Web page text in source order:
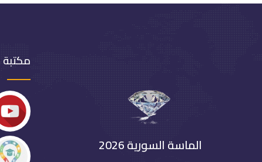
الماسة السورية 2026